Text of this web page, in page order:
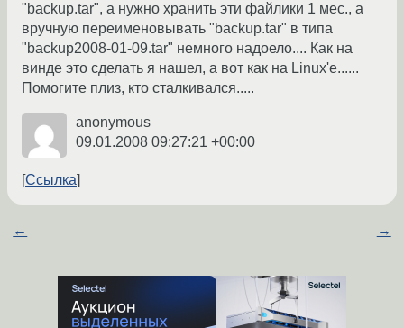
"backup.tar", а нужно хранить эти файлики 1 мес., а
вручную переименовывать "backup.tar" в типа
"backup2008-01-09.tar" немного надоело.... Как на
винде это сделать я нашел, а вот как на Linux'e......
Помогите плиз, кто сталкивался.....
anonymous
09.01.2008 09:27:21 +00:00
Ссылка
← →